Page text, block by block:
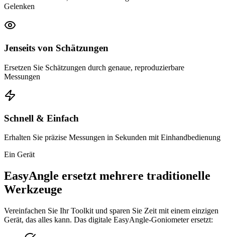
Gelenken
Jenseits von Schätzungen
Ersetzen Sie Schätzungen durch genaue, reproduzierbare
Messungen
Schnell & Einfach
Erhalten Sie präzise Messungen in Sekunden mit Einhandbedienung
Ein Gerät
EasyAngle ersetzt mehrere traditionelle
Werkzeuge
Vereinfachen Sie Ihr Toolkit und sparen Sie Zeit mit einem einzigen
Gerät, das alles kann. Das digitale EasyAngle-Goniometer ersetzt: